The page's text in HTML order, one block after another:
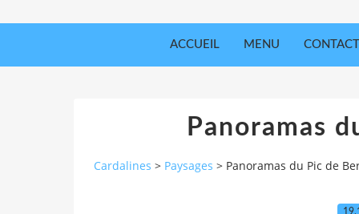
ACCUEIL MENU CONTACT
Panoramas
Cardalines > Paysages > Panoramas du Pic de